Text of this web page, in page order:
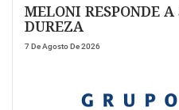
MELONI RESPONDE A
DUREZA
7 De Agosto De 2026